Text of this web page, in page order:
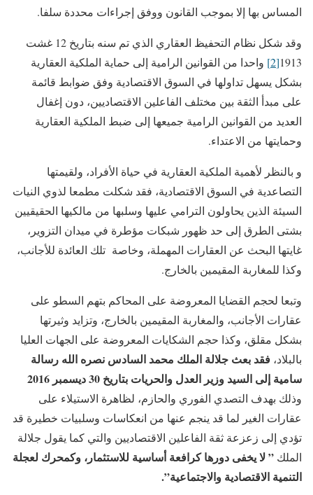
المساس بها إلا بموجب القانون ووفق إجراءات محددة سلفا.
وقد شكل نظام التحفيظ العقاري الذي تم سنه بتاريخ 12 غشت
1913
[2]
واحدا من القوانين الرامية إلى حماية الملكية العقارية
بشكل يسهل تداولها في السوق الاقتصادية وفق ضوابط قائمة
على مبدأ الثقة بين مختلف الفاعلين الاقتصاديين، دون إغفال
العديد من القوانين الرامية جميعها إلى ضبط الملكية العقارية
وحمايتها من الاعتداء.
و بالنظر لأهمية الملكية العقارية في حياة الأفراد، ولقيمتها
التصاعدية في السوق الاقتصادية، فقد شكلت مطمعا لذوي النيات
السيئة الذين يحاولون الترامي عليها وسلبها من مالكيها الحقيقيين
بشتى الطرق إلى حد ظهور شبكات مؤطرة في ميدان التزوير،
غايتها البحث عن العقارات المهملة، وخاصة تلك العائدة للأجانب،
وكذا للمغاربة المقيمين بالخارج.
وتبعا لحجم القضايا المعروضة على المحاكم بتهم السطو على
عقارات الأجانب، والمغاربة المقيمين بالخارج، وتزايد وثيرتها
بشكل مقلق، وكذا حجم الشكايات المعروضة على الجهات العليا
بالبلاد، فقد بعث جلالة الملك محمد السادس نصره الله رسالة
سامية إلى السيد وزير العدل والحريات بتاريخ 30 ديسمبر 2016
وذلك بهدف التصدي الفوري والحازم، لظاهرة الاستيلاء على
عقارات الغير لما قد ينجم عنها من انعكاسات وسلبيات خطيرة قد
تؤدي إلى زعزعة ثقة الفاعلين الاقتصاديين والتي كما يقول جلالة
الملك ” لا يخفى دورها كرافعة أساسية للاستثمار، وكمحرك لعجلة
التنمية الاقتصادية والاجتماعية”.